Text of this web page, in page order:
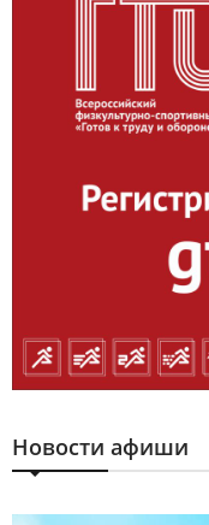
Новости афиши